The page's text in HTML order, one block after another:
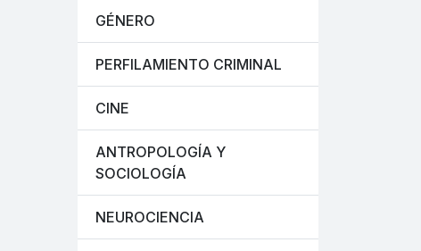
GÉNERO
PERFILAMIENTO CRIMINAL
CINE
ANTROPOLOGÍA Y
SOCIOLOGÍA
NEUROCIENCIA